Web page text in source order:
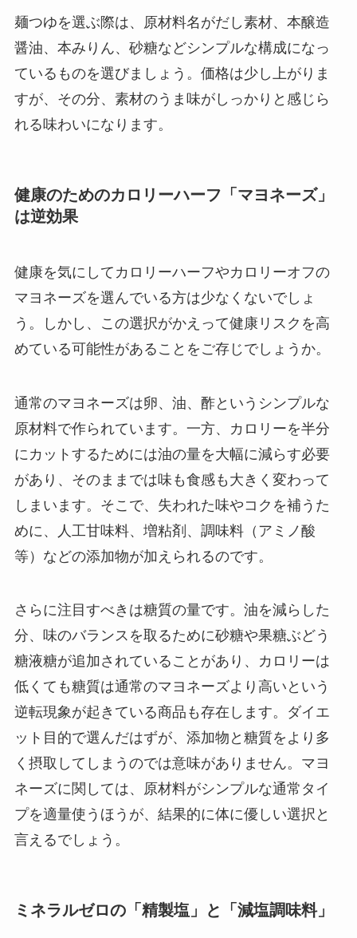
麺つゆを選ぶ際は、原材料名がだし素材、本醸造
醤油、本みりん、砂糖などシンプルな構成になっ
ているものを選びましょう。価格は少し上がりま
すが、その分、素材のうま味がしっかりと感じら
れる味わいになります。
健康のためのカロリーハーフ「マヨネーズ」
は逆効果
健康を気にしてカロリーハーフやカロリーオフの
マヨネーズを選んでいる方は少なくないでしょ
う。しかし、この選択がかえって健康リスクを高
めている可能性があることをご存じでしょうか。
通常のマヨネーズは卵、油、酢というシンプルな
原材料で作られています。一方、カロリーを半分
にカットするためには油の量を大幅に減らす必要
があり、そのままでは味も食感も大きく変わって
しまいます。そこで、失われた味やコクを補うた
めに、人工甘味料、増粘剤、調味料（アミノ酸
等）などの添加物が加えられるのです。
さらに注目すべきは糖質の量です。油を減らした
分、味のバランスを取るために砂糖や果糖ぶどう
糖液糖が追加されていることがあり、カロリーは
低くても糖質は通常のマヨネーズより高いという
逆転現象が起きている商品も存在します。ダイエ
ット目的で選んだはずが、添加物と糖質をより多
く摂取してしまうのでは意味がありません。マヨ
ネーズに関しては、原材料がシンプルな通常タイ
プを適量使うほうが、結果的に体に優しい選択と
言えるでしょう。
ミネラルゼロの「精製塩」と「減塩調味料」